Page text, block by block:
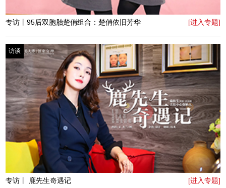
访谈
[进入专题]
专访丨自由插画师袁小真：藏进彩色泡泡里的女人